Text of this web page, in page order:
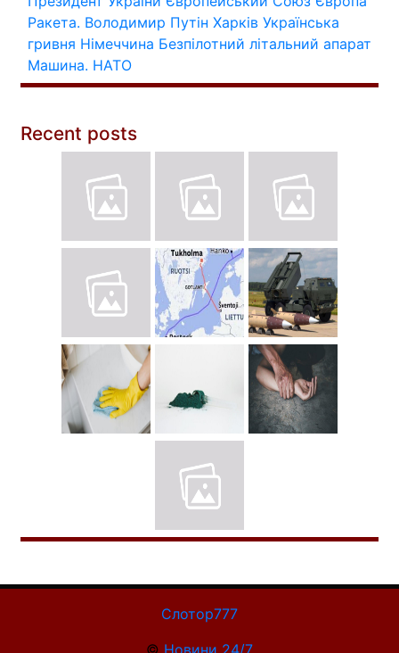
Ракета. Володимир Путін Харків Українська
гривня Німеччина Безпілотний літальний апарат
Машина. НАТО
Recent posts
Слотор777
© Новини 24/7